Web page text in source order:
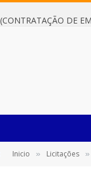
Inicio » Licitações »